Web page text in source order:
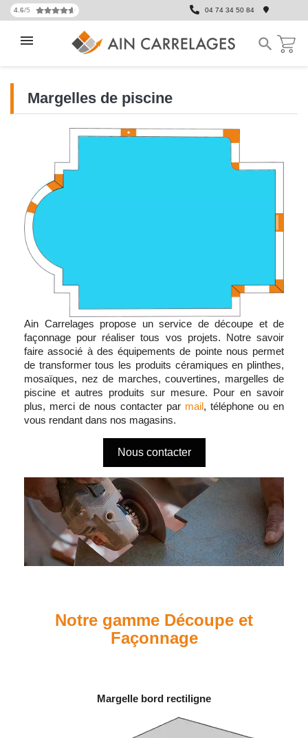
4.6/5 04 74 34 50 84

Margelles de piscine
Ain Carrelages propose un service de découpe et de
façonnage pour réaliser tous vos projets. Notre savoir
faire associé à des équipements de pointe nous permet
de transformer tous les produits céramiques en plinthes,
mosaïques, nez de marches, couvertines, margelles de
piscine et autres produits sur mesure. Pour en savoir
plus, merci de nous contacter par mail, téléphone ou en
vous rendant dans nos magasins.
Nous contacter
Notre gamme Découpe et
Façonnage
Margelle bord rectiligne